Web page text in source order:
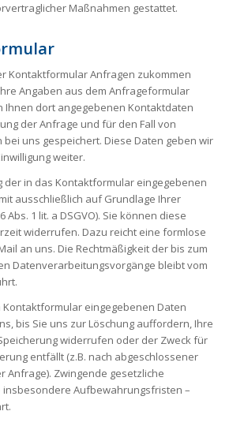
Maßnahmen gestattet.
Kontaktformular Anfragen zukommen
Angaben aus dem Anfrageformular
Ihnen dort angegebenen Kontaktdaten
der Anfrage und für den Fall von
uns gespeichert. Diese Daten geben wir
weiter.
der in das Kontaktformular eingegebenen
ausschließlich auf Grundlage Ihrer
Abs. 1 lit. a DSGVO). Sie können diese
widerrufen. Dazu reicht eine formlose
an uns. Die Rechtmäßigkeit der bis zum
Datenverarbeitungsvorgänge bleibt vom
Kontaktformular eingegebenen Daten
bis Sie uns zur Löschung auffordern, Ihre
widerrufen oder der Zweck für
entfällt (z.B. nach abgeschlossener
Anfrage). Zwingende gesetzliche
insbesondere Aufbewahrungsfristen –